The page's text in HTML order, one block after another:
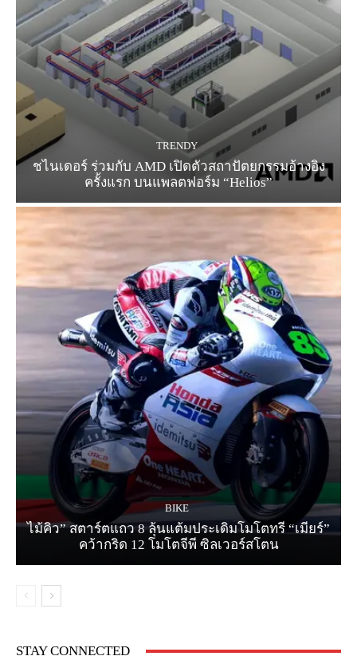
TRENDY
ชไนเดอร์ ร่วมกับ AMD เปิดตัวสถาปัตยกรรมอ้างอิง
ครั้งแรก บนแพลตฟอร์ม “Helios”
BIKE
ไม้คิว” สตาร์ตแถว 8 ลุ้นแต้มประเดิมโมโตทรี “เมียร์”
คว้ากริด 12 โมโตจีพี ซิลเวอร์สโตน
STAY CONNECTED